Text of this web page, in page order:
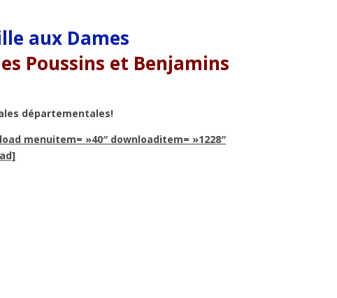
aux Dames
Poussins et Benjamins
départementales!
menuitem= »40″ downloaditem= »1228″